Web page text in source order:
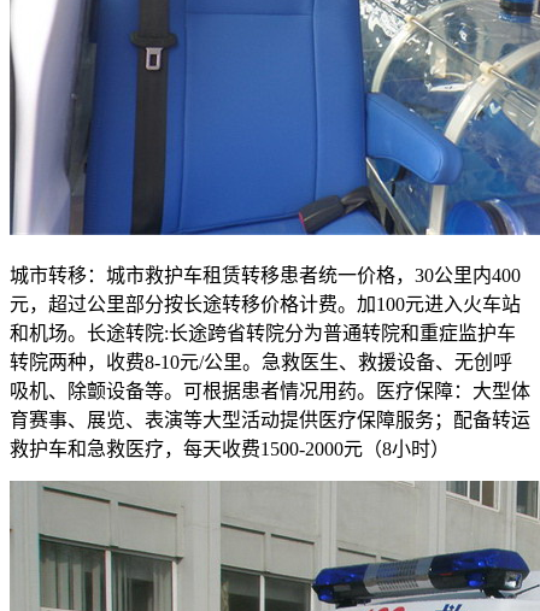
城市转移：城市救护车租赁转移患者统一价格，30公里内400
元，超过公里部分按长途转移价格计费。加100元进入火车站
和机场。长途转院:长途跨省转院分为普通转院和重症监护车
转院两种，收费8-10元/公里。急救医生、救援设备、无创呼
吸机、除颤设备等。可根据患者情况用药。医疗保障：大型体
育赛事、展览、表演等大型活动提供医疗保障服务；配备转运
救护车和急救医疗，每天收费1500-2000元（8小时）